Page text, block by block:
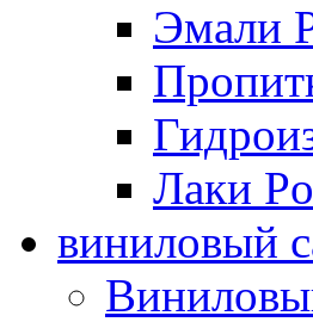
Эмали
Лаки
виниловый